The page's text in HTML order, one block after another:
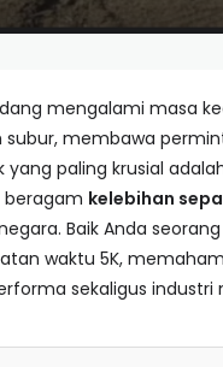
mengalami masa
membawa
paling krusial
beragam kelebihan
Baik Anda
waktu 5K,
sekaligus industri